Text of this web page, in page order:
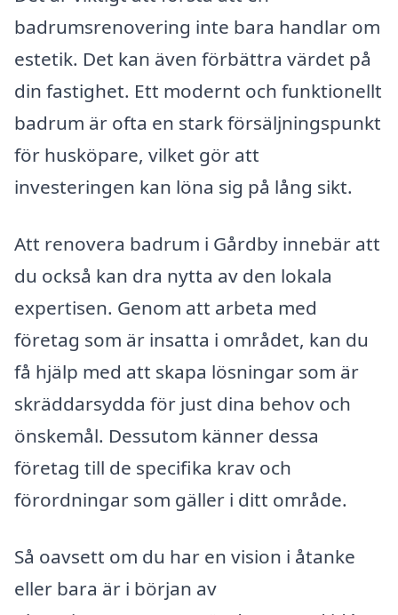
badrumsrenovering inte bara handlar om
estetik. Det kan även förbättra värdet på
din fastighet. Ett modernt och funktionellt
badrum är ofta en stark försäljningspunkt
för husköpare, vilket gör att
investeringen kan löna sig på lång sikt.
Att renovera badrum i Gårdby innebär att
du också kan dra nytta av den lokala
expertisen. Genom att arbeta med
företag som är insatta i området, kan du
få hjälp med att skapa lösningar som är
skräddarsydda för just dina behov och
önskemål. Dessutom känner dessa
företag till de specifika krav och
förordningar som gäller i ditt område.
Så oavsett om du har en vision i åtanke
eller bara är i början av